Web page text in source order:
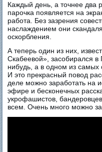
Каждый день, а точнее два
парочка появляется на
работа. Без зазрения
наслаждением они
оскорбления.
А теперь один из них,
Скабеевой», засобирался в
нибудь, а в одном из самых
И это прекрасный повод
деле можно заработать на
эфире и бесконечных
укрофашистов,
всем. Очень много можно